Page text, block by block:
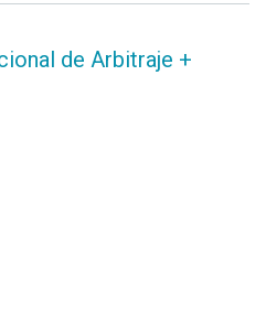
de Arbitraje +